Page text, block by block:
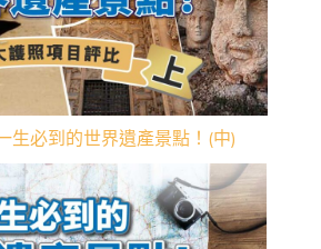
生必到的世界遺產景點！(中)